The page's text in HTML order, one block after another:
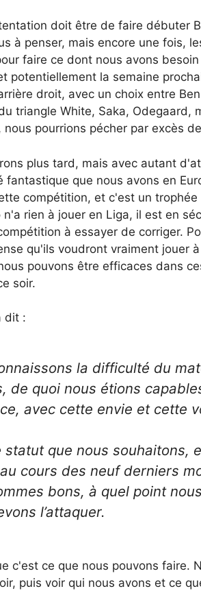
doit être de faire débuter
à penser, mais encore une fois,
faire ce dont nous avons
potentiellement la semaine
droit, avec un choix entre
triangle White, Saka, Odegaard,
nous pourrions pécher par excès
plus tard, mais avec autant
fantastique que nous avons en
compétition, et c'est un
n'a rien à jouer en Liga, il est en
à essayer de corriger.
qu'ils voudront vraiment jouer
pouvons être efficaces dans
soir.
dit :
la difficulté du
de quoi nous étions
avec cette envie et cette
statut que nous souhaitons,
cours des neuf derniers
bons, à quel point
l’attaquer.
c'est ce que nous pouvons faire.
puis voir qui nous avons et ce